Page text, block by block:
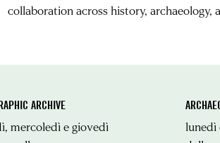
collaboration across history, archaeology,
ARCHIVE
mercoledì e giovedì
lunedì